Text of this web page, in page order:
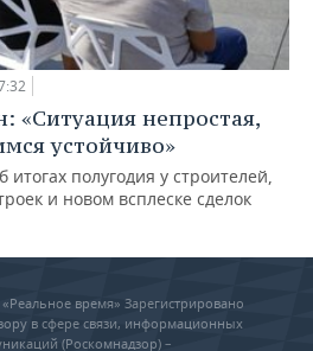
«Ситуация непростая,
устойчиво»
полугодия у строителей,
и новом всплеске сделок
время» Зарегистрировано
в сфере связи, информационных
(Роскомнадзор) –